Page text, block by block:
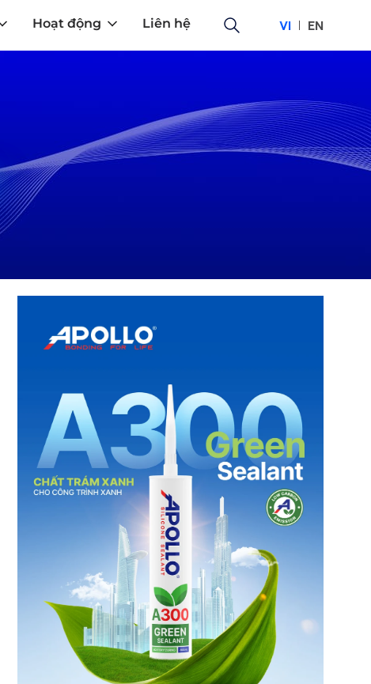
Hoạt động Liên hệ VI EN